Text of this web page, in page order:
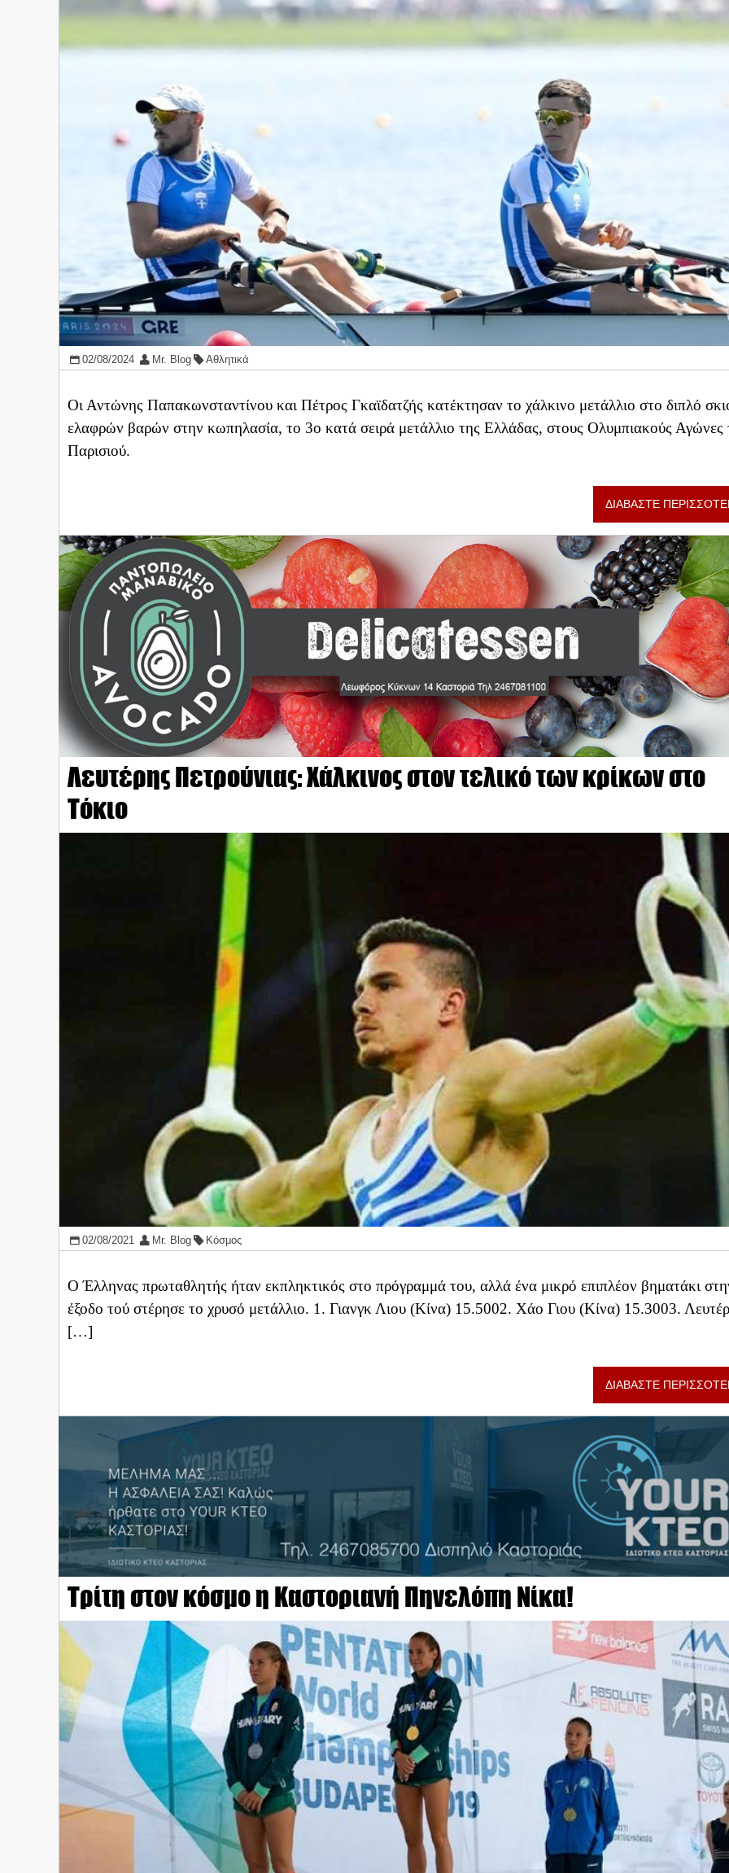
02/08/2024 Mr. Blog Αθλητικά
Οι Αντώνης Παπακωνσταντίνου και Πέτρος Γκαϊδατζής κατέκτησαν το χάλκινο μετάλλιο στο διπλό
ελαφρών βαρών στην κωπηλασία, το 3ο κατά σειρά μετάλλιο της Ελλάδας, στους Ολυμπιακούς Αγώνες
Παρισιού.
ΔΙΑΒΑΣΤΕ
Λευτέρης Πετρούνιας: Χάλκινος στον τελικό των κρίκων στο
Τόκιο
02/08/2021 Mr. Blog Κόσμος
Ο Έλληνας πρωταθλητής ήταν εκπληκτικός στο πρόγραμμά του, αλλά ένα μικρό επιπλέον βηματάκι
έξοδο τού στέρησε το χρυσό μετάλλιο. 1. Γιανγκ Λιου (Κίνα) 15.5002. Χάο Γιου (Κίνα) 15.3003.
[…]
ΔΙΑΒΑΣΤΕ
Τρίτη στον κόσμο η Καστοριανή Πηνελόπη Νίκα!